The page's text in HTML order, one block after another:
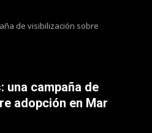
de visibilización sobre
una campaña de
adopción en Mar